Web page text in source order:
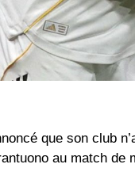
que son club
au match de